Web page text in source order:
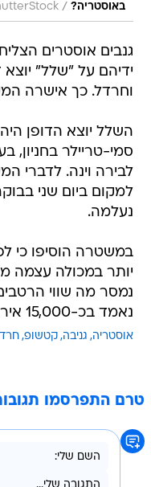
באוסטריה? /
גנבים אוסטרים
וחרדל. כך אישרה
השלל יוצא הדופן
סמי-טריילר בחניון,
לבירה וינה. לדברי
למקום ביום שני
נעלמה.
במשטרה הוסיפו כי
יותר במכולה עצמה
נמסר מה שווי
נאמד בכ-15,000 אירו.
אוסטריה גניבה קטשופ
טרם התפרסמו